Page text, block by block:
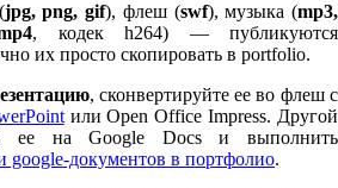
jpg, png, gif), флеш (swf), музыка (mp3,
4, кодек h264) — публикуются
их просто скопировать в port­fo­lio.
, сконвертируйте ее во флеш с
или Open Office Impress. Другой
ее на Google Docs и выполнить
google-документов в портфолио.